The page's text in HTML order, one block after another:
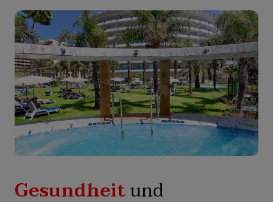
Gesundheitund